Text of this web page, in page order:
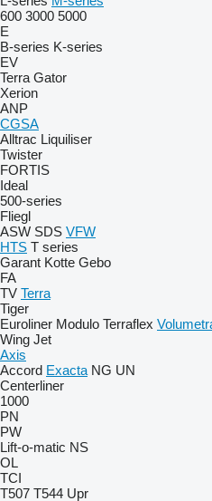
600 3000 5000
E
B-series K-series
EV
Terra Gator
Xerion
ANP
CGSA
Alltrac Liquiliser
Twister
FORTIS
Ideal
500-series
Fliegl
ASW SDS VFW
HTS T series
Garant Kotte Gebo
FA
TV Terra
Tiger
Euroliner Modulo Terraflex
Wing Jet
Axis
Accord Exacta NG UN
Centerliner
1000
PN
PW
Lift-o-matic NS
OL
TCI
T507 T544 Upr